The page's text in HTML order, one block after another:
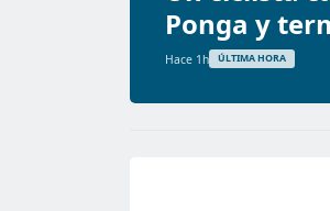
Ponga y
Hace 1h ÚLTIMA HORA